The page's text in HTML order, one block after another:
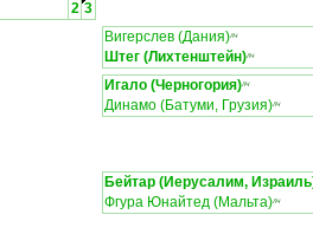
2 3
Вигерслев (Дания)ЛЧ
Штег (Лихтенштейн)ЛЧ
Игало (Черногория)ЛЧ
Динамо (Батуми, Грузия)ЛЧ
Бейтар (Иерусалим,
Фгура Юнайтед (Мальта)ЛЧ